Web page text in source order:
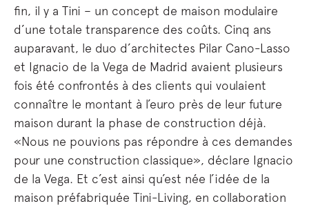
fin, il y a Tini – un concept de maison modulaire
d’une totale transparence des coûts. Cinq ans
auparavant, le duo d’architectes Pilar Cano-Lasso
et Ignacio de la Vega de Madrid avaient plusieurs
fois été confrontés à des clients qui voulaient
connaître le montant à l’euro près de leur future
maison durant la phase de construction déjà.
«Nous ne pouvions pas répondre à ces demandes
pour une construction classique», déclare Ignacio
de la Vega. Et c’est ainsi qu’est née l’idée de la
maison préfabriquée Tini-Living, en collaboration